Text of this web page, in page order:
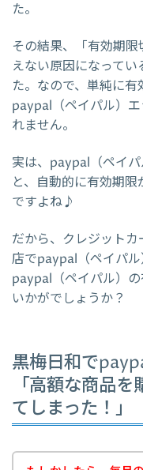
た。
その結果、「有効期
えない原因になって
た。なので、単純に
paypal（ペイパル）
れません。
実は、paypal（ペイ
と、自動的に有効期
ですよね♪
だから、クレジット
店でpaypal（ペイパ
paypal（ペイパル）
いかがでしょうか？
黒梅日和で
「高額な商品
てしまった！」